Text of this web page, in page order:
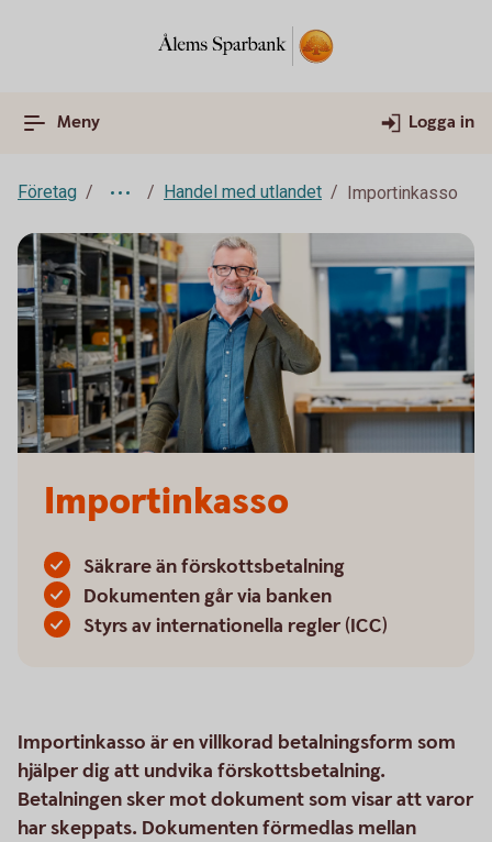
Meny Logga in
Företag Handel med utlandet Importinkasso
Importinkasso
Säkrare än förskottsbetalning
Dokumenten går via banken
Styrs av internationella regler (ICC)
Importinkasso är en villkorad betalningsform som
hjälper dig att undvika förskottsbetalning.
Betalningen sker mot dokument som visar att varor
har skeppats. Dokumenten förmedlas mellan